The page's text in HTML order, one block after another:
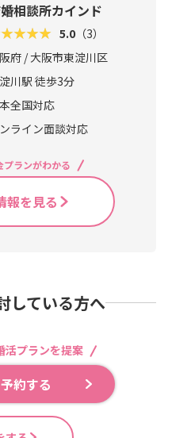
相談所カインド
5.0（3）
府 / 大阪市東淀川区
川駅 徒歩3分
全国対応
ライン面談対応
ランがわかる
報を見る
している方へ
活プランを提案
約する